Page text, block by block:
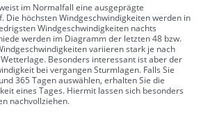
im Normalfall eine ausgeprägte
Die höchsten Windgeschwindigkeiten werden in
Windgeschwindigkeiten nachts
werden im Diagramm der letzten 48 bzw.
variieren stark je nach
Besonders interessant ist aber der
bei vergangen Sturmlagen. Falls Sie
365 Tagen auswählen, erhalten Sie die
eines Tages. Hiermit lassen sich besonders
nachvollziehen.